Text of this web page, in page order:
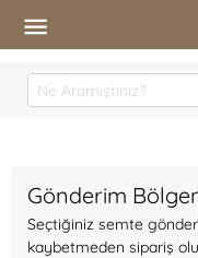
Gönderim
Seçtiğiniz semte
kaybetmeden sipariş